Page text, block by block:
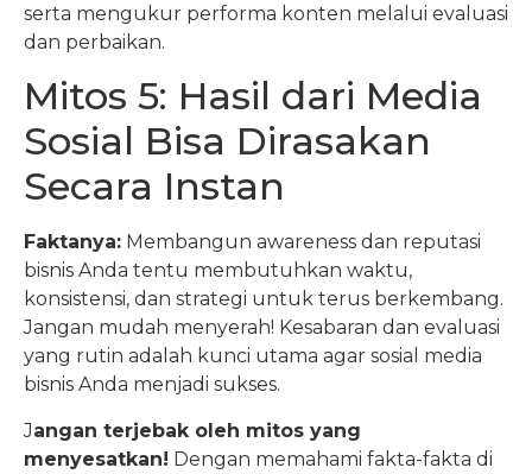
serta mengukur performa konten melalui evaluasi
dan perbaikan.
Mitos 5: Hasil dari Media
Sosial Bisa Dirasakan
Secara Instan
Faktanya: Membangun awareness dan reputasi
bisnis Anda tentu membutuhkan waktu,
konsistensi, dan strategi untuk terus berkembang.
Jangan mudah menyerah! Kesabaran dan evaluasi
yang rutin adalah kunci utama agar sosial media
bisnis Anda menjadi sukses.
Jangan terjebak oleh mitos yang
menyesatkan! Dengan memahami fakta-fakta di